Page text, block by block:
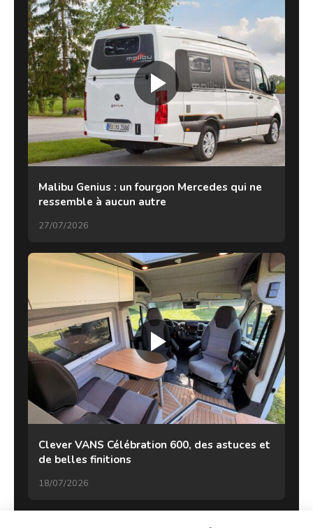
Malibu Genius : un fourgon Mercedes qui ne
ressemble à aucun autre
27/07/2026
Clever VANS Célébration 600, des astuces et
de belles finitions
18/07/2026